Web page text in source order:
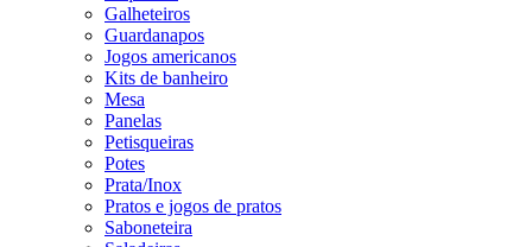
Galheteiros
Guardanapos
Jogos americanos
Kits de banheiro
Mesa
Panelas
Petisqueiras
Potes
Prata/Inox
Pratos e jogos de pratos
Saboneteira